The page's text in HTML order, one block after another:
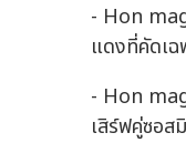
- Hon
แดงที่คัดเ
- Hon
เสิร์ฟคู่ซอส